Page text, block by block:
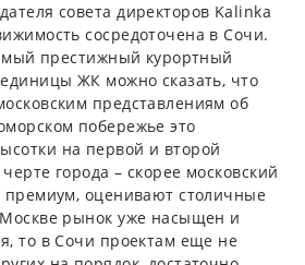
совета директоров Kalinka
сосредоточена в Сочи.
престижный курортный
ЖК можно сказать, что
представлениям об
побережье это
на первой и второй
города – скорее московский
премиум, оценивают столичные
рынок уже насыщен и
то в Сочи проектам еще не